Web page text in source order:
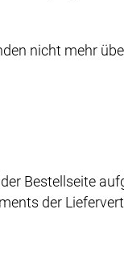
nicht mehr
Bestellseite
der